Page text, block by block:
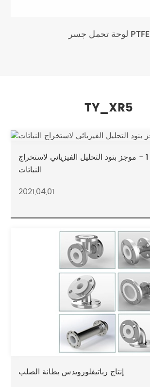
لوحة تحمل جسر PTFE
TY_XR5
الجدول 1 - موجز بنود التحليل الفيزيائي لاستخراج
النباتات
2021,04,01
إنتاج رباتيفلورويدس بطانة الصلب